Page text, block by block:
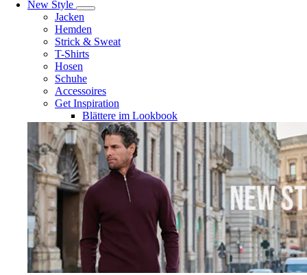
New Style
Jacken
Hemden
Strick & Sweat
T-Shirts
Hosen
Schuhe
Accessoires
Get Inspiration
Blättere im Lookbook